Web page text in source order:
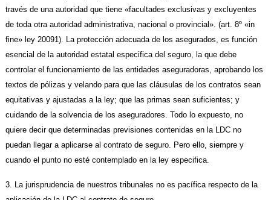
través de una autoridad que tiene «facultades exclusivas y excluyentes
de toda otra autoridad administrativa, nacional o provincial». (art. 8º «in
fine» ley 20091). La protección adecuada de los asegurados, es función
esencial de la autoridad estatal especifica del seguro, la que debe
controlar el funcionamiento de las entidades aseguradoras, aprobando los
textos de pólizas y velando para que las cláusulas de los contratos sean
equitativas y ajustadas a la ley; que las primas sean suficientes; y
cuidando de la solvencia de los aseguradores. Todo lo expuesto, no
quiere decir que determinadas previsiones contenidas en la LDC no
puedan llegar a aplicarse al contrato de seguro. Pero ello, siempre y
cuando el punto no esté contemplado en la ley especifica.
3. La jurisprudencia de nuestros tribunales no es pacífica respecto de la